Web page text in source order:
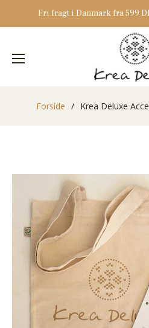
Fri fragt i Danmark fra 599
Forside / Krea Deluxe